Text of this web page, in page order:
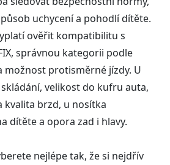
uchycení a pohodlí dítěte.
ověřit kompatibilitu s
správnou kategorii podle
možnost protisměrné jízdy. U
velikost do kufru auta,
kvalita brzd, u nosítka
dítěte a opora zad i hlavy.
nejlépe tak, že si nejdřív